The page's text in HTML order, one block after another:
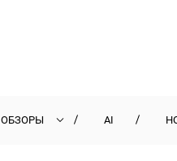
ОБЗОРЫ AI